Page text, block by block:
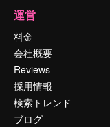
運営
料金
会社概要
Reviews
採用情報
検索トレンド
ブログ